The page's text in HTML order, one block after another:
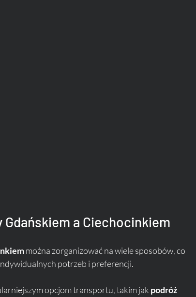
a Ciechocinkiem
można zorganizować na wiele sposobów, co
potrzeb i preferencji.
opcjom transportu, takim jak podróż